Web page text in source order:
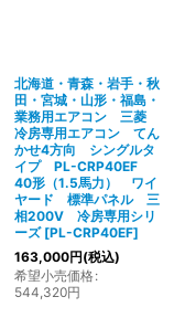
北海道・青森・岩手・秋
田・宮城・山形・福島・
業務用エアコン 三菱
冷房専用エアコン てん
かせ4方向 シングルタ
イプ PL-CRP40EF
40形（1.5馬力） ワイ
ヤード 標準パネル 三
相200V 冷房専用シリ
ーズ [PL-CRP40EF]
163,000円(税込)
希望小売価格:
544,320円